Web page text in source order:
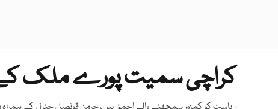
کراچی سمیت پورے ملک کے